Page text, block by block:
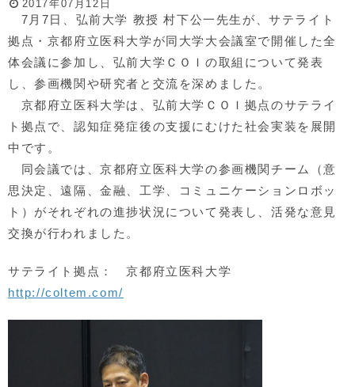
2017年07月12日
7月7日、弘前大学 教授 村下公一先生が、サテライト
拠点・京都府立医科大学が同大学大会議室で開催した全
体会議に参加し、弘前大学ＣＯＩの取組について発表
し、参画機関や研究者と交流を深めました。
京都府立医科大学は、弘前大学ＣＯＩ拠点のサテライ
ト拠点で、認知症発症後の支援にむけた社会実装を展開
中です。
同会議では、京都府立医科大学の参画機関チーム（意
思決定、遠隔、金融、工学、コミュニケーションロボッ
ト）がそれぞれの進捗状況について発表し、活発な意見
交換が行われました。
サテライト拠点： 京都府立医科大学
http://coltem.com/